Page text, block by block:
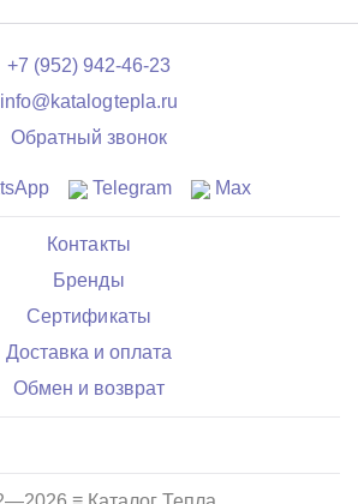
+7 (952) 942-46-23
info@katalogtepla.ru
Обратный звонок
Telegram Max
Контакты
Бренды
Сертификаты
Доставка и оплата
Обмен и возврат